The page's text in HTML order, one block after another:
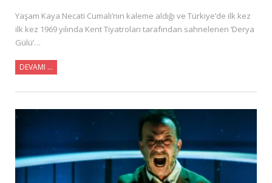
Yaşam Kaya Necati Cumalı’nın kaleme aldığı ve Türkiye’de ilk kez
ilk kez 1969 yılında Kent Tiyatroları tarafından sahnelenen ‘Derya
Gülü’…
DEVAMI …